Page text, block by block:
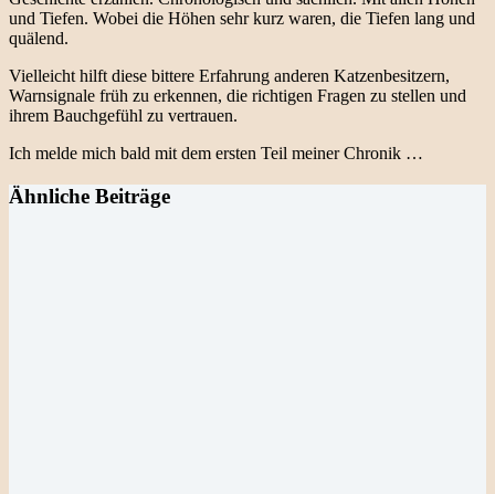
und Tiefen. Wobei die Höhen sehr kurz waren, die Tiefen lang und
quälend.
Vielleicht hilft diese bittere Erfahrung anderen Katzenbesitzern,
Warnsignale früh zu erkennen, die richtigen Fragen zu stellen und
ihrem Bauchgefühl zu vertrauen.
Ich melde mich bald mit dem ersten Teil meiner Chronik …
Ähnliche Beiträge